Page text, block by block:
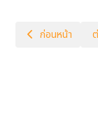
เนื้อหาก่อนหน้า:
ก่อนหน้า